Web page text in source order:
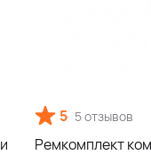
5 5 отзывов
Ремкомплект